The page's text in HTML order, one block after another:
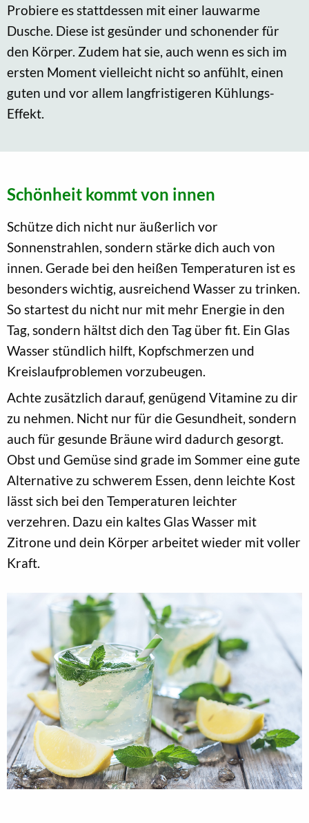
Probiere es stattdessen mit einer lauwarme
Dusche. Diese ist gesünder und schonender für
den Körper. Zudem hat sie, auch wenn es sich im
ersten Moment vielleicht nicht so anfühlt, einen
guten und vor allem langfristigeren Kühlungs-
Effekt.
Schönheit kommt von innen
Schütze dich nicht nur äußerlich vor
Sonnenstrahlen, sondern stärke dich auch von
innen. Gerade bei den heißen Temperaturen ist es
besonders wichtig, ausreichend Wasser zu trinken.
So startest du nicht nur mit mehr Energie in den
Tag, sondern hältst dich den Tag über fit. Ein Glas
Wasser stündlich hilft, Kopfschmerzen und
Kreislaufproblemen vorzubeugen.
Achte zusätzlich darauf, genügend Vitamine zu dir
zu nehmen. Nicht nur für die Gesundheit, sondern
auch für gesunde Bräune wird dadurch gesorgt.
Obst und Gemüse sind grade im Sommer eine gute
Alternative zu schwerem Essen, denn leichte Kost
lässt sich bei den Temperaturen leichter
verzehren. Dazu ein kaltes Glas Wasser mit
Zitrone und dein Körper arbeitet wieder mit voller
Kraft.